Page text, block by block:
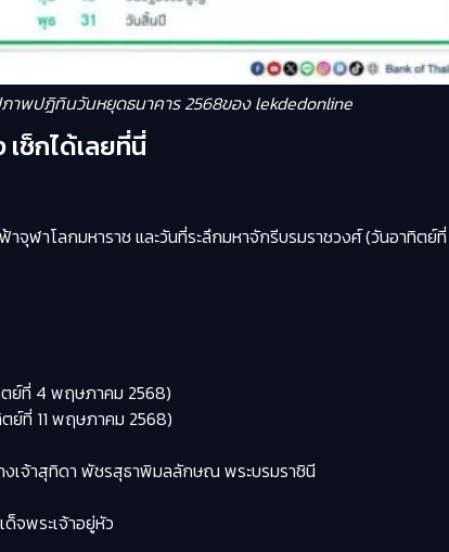
าพปฎิทินวันหยุดธนาคาร 2568ของ lekdedonline
ช็กได้เลยที่นี่
จุฬาโลกมหาราช และวันที่ระลึกมหาจักรีบรมราชวงศ์ (วันอาทิตย์
ย์ที่ 4 พฤษภาคม 2568)
ย์ที่ 11 พฤษภาคม 2568)
งเจ้าสุทิดา พัชรสุธาพิมลลักษณ พระบรมราชินี
จพระเจ้าอยู่หัว